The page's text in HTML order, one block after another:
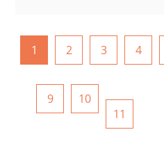
1 2 3 4
9
10
11